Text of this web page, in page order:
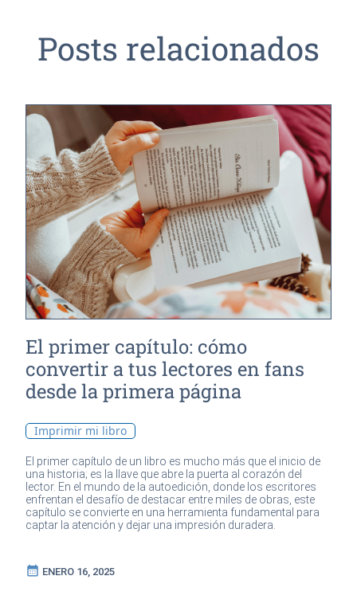
Posts relacionados
El primer capítulo: cómo
convertir a tus lectores en fans
desde la primera página
Imprimir mi libro
El primer capítulo de un libro es mucho más que el inicio de
una historia; es la llave que abre la puerta al corazón del
lector. En el mundo de la autoedición, donde los escritores
enfrentan el desafío de destacar entre miles de obras, este
capítulo se convierte en una herramienta fundamental para
captar la atención y dejar una impresión duradera.
calendar_month ENERO 16, 2025